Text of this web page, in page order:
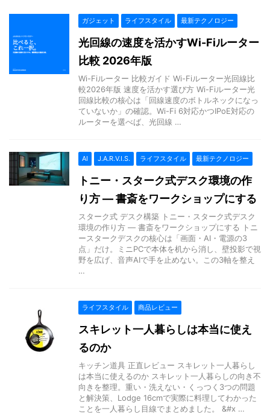
ガジェット ライフスタイル 最新テクノロジー
光回線の速度を活かすWi-Fiルーター
比較 2026年版
Wi-Fiルーター 比較ガイド Wi-Fiルーター光回線比
較2026年版 速度を活かす選び方 Wi-Fiルーター光
回線比較の核心は「回線速度のボトルネックになっ
ていないか」の確認。Wi-Fi 6対応かつIPoE対応の
ルーターを選べば、光回線 …
AI J.A.R.V.I.S. ライフスタイル 最新テクノロジー
トニー・スターク式デスク環境の作
り方 — 書斎をワークショップにする
スターク式 デスク構築 トニー・スターク式デスク
環境の作り方 — 書斎をワークショップにする トニ
ースタークデスクの核心は「画面・AI・電源の3
点」だけ。ミニPCで本体を机から消し、壁投影で視
野を広げ、音声AIで手を止めない。この3軸を整え
…
ライフスタイル 商品レビュー
スキレット一人暮らしは本当に使え
るのか
キッチン道具 正直レビュー スキレット一人暮らし
は本当に使えるのか スキレット一人暮らしの向き不
向きを整理。重い・洗えない・くっつく3つの問題
と解決策、Lodge 16cmで実際に料理してわかった
ことを一人暮らし目線でまとめました。 &#x …